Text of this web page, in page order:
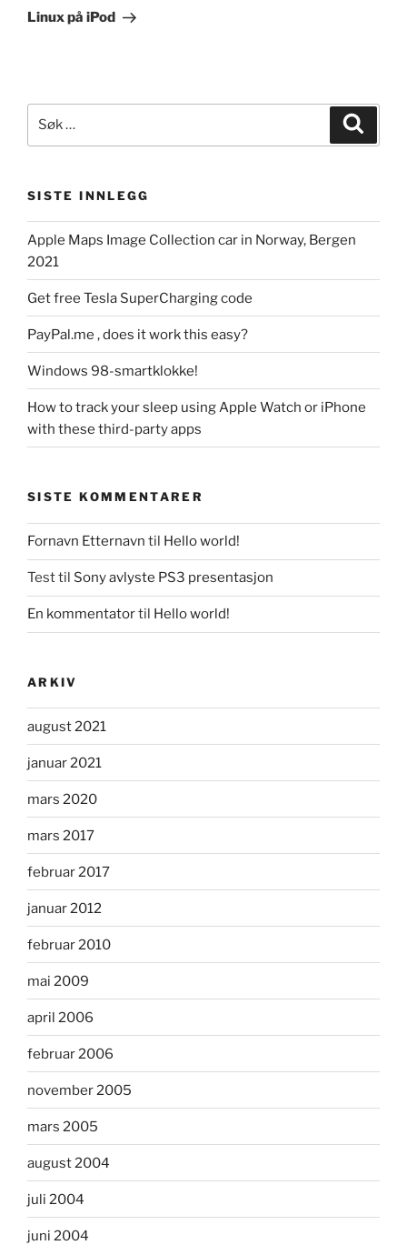
innlegg
Linux på iPod
etter:
SISTE INNLEGG
Apple Maps Image Collection car in Norway, Bergen
2021
Get free Tesla SuperCharging code
PayPal.me , does it work this easy?
Windows 98-smartklokke!
How to track your sleep using Apple Watch or iPhone
with these third-party apps
SISTE KOMMENTARER
Fornavn Etternavn til Hello world!
Testtil Sony avlyste PS3 presentasjon
En kommentatortil Hello world!
ARKIV
august 2021
januar 2021
mars 2020
mars 2017
februar 2017
januar 2012
februar 2010
mai 2009
april 2006
februar 2006
november 2005
mars 2005
august 2004
juli 2004
juni 2004